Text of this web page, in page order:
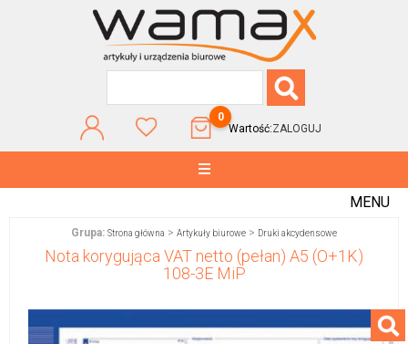
0
Wartość:ZALOGUJ
MENU
Grupa: Strona główna > Artykuły biurowe > Druki akcydensowe
Nota korygująca VAT netto (pełan) A5 (O+1K)
108-3E MiP